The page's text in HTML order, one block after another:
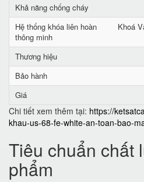
Khả năng chống cháy
Hệ thống khóa liên hoàn
thông minh
Khoá
Thương hiệu
Bảo hành
Giá
Chi tiết xem thêm tại: https://
khau-us-68-fe-white-an-toan-bao-
Tiêu chuẩn chất
phẩm